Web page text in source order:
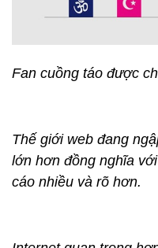
Fan cuồng táo được
Thế giới web đang
lớn hơn đồng nghĩa
cáo nhiều và rõ hơn.